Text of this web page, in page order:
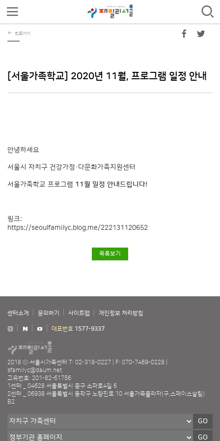
뒤로가기
[서울가족학교] 2020년 11월, 프로그램 일정 안내
안녕하세요
​서울시 자치구 건강가정·다문화가족지원센터
서울가족학교 프로그램 11월 일정 안내드립니다!
링크:
https://seoulfamilyc.blog.me/222131120652
목록보기
센터소개 문의하기 사이트맵 개인정보 처리방침
대표번호 1577-9337
2018 ⓒ 서울시가족센터 T: 02-318-0227
F: 070-7469-0228
sfamilyc@daum.net
고유번호: 201-82-61756
1센터 _ 04628 서울특별시 중구 소파로4길 6
2센터 _ 06938 서울특별시 동작구 노량진로 10 서울가족플라자(구,스페이스살림)
B2
GO
GO